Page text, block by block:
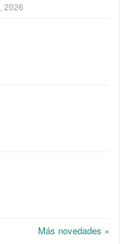
, 2026
Más novedades »